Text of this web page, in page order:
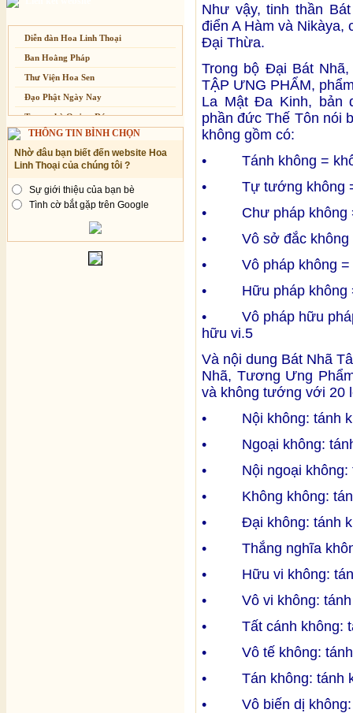
Anh không chết đâu em
Kiếp này
Diễn đàn Hoa Linh Thoại
Ban Hoằng Pháp
Thư Viện Hoa Sen
Đạo Phật Ngày Nay
Trang nhà Quảng Đức
Báo Giác Ngộ
Vesak 2014
THÔNG TIN BÌNH CHỌN
Nhờ đâu bạn biết đến website Hoa
Linh Thoại của chúng tôi ?
Sự giới thiệu của bạn bè
Tình cờ bắt gặp trên Google
Như vậy, tinh thần
điển A Hàm và Nikàya,
Đại Thừa.
Trong bộ Đại Bát
TẬP ƯNG PHẨM,
La Mật Đa Kinh, bản
phần đức Thế Tôn nói
không gồm có:
• Tánh không =
• Tự tướng không =
• Chư pháp không =
• Vô sở đắc không =
• Vô pháp không =
• Hữu pháp không =
• Vô pháp hữu pháp
hữu vi.5
Và nội dung Bát Nhã
Nhã, Tương Ưng
và không tướng với 20
• Nội không: tánh
• Ngoại không: tánh
• Nội ngoại không:
• Không không: tánh
• Đại không: tánh
• Thắng nghĩa
• Hữu vi không: tánh
• Vô vi không: tánh
• Tất cánh không:
• Vô tế không: tánh
• Tán không: tánh
• Vô biến dị không: